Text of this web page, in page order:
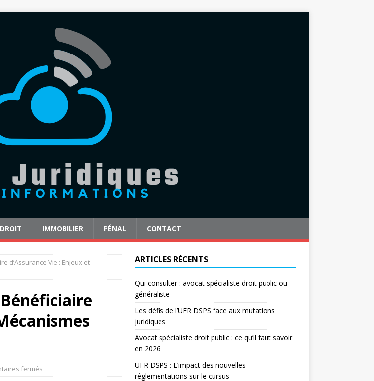
DROIT IMMOBILIER PÉNAL CONTACT
d’Assurance Vie : Enjeux et
fermés
ARTICLES RÉCENTS
Qui consulter : avocat spécialiste droit public ou
généraliste
Les défis de l’UFR DSPS face aux mutations
juridiques
Avocat spécialiste droit public : ce qu’il faut savoir
en 2026
UFR DSPS : L’impact des nouvelles
réglementations sur le cursus